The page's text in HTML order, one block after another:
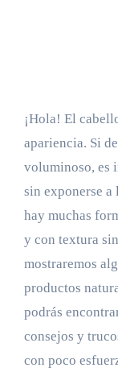
¡Hola! El
apariencia. Si
voluminoso, es
sin exponerse a
hay muchas
y con textura
mostraremos
productos
podrás
consejos y
con poco